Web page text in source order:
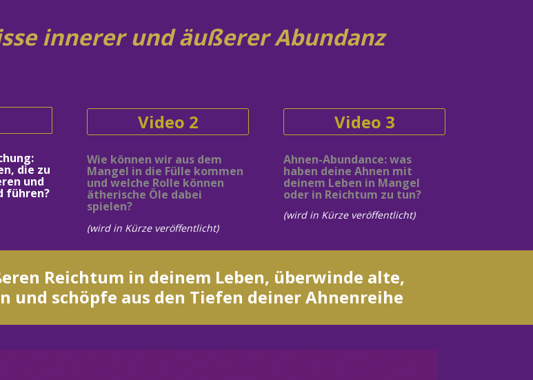
innerer und äußerer Abundanz
die zu
und
führen?
Video 2
Wie können wir aus dem
Mangel in die Fülle kommen
und welche Rolle können
ätherische Öle dabei
spielen?
(wird in Kürze veröffentlicht)
Video 3
Ahnen-Abundance: was
haben deine Ahnen mit
deinem Leben in Mangel
oder in Reichtum zu tun?
(wird in Kürze veröffentlicht)
Reichtum in deinem Leben, überwinde alte,
und schöpfe aus den Tiefen deiner Ahnenreihe